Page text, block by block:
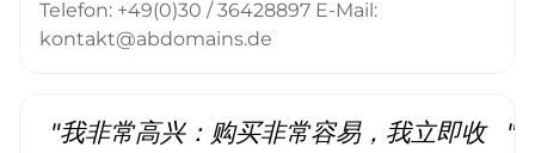
Telefon: +49(0)30 / 36428897 E-Mail:
kontakt@abdomains.de
"我非常高兴：购买非常容易，我立即收
"